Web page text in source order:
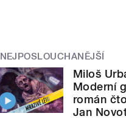
NEJPOSLOUCHANĚJŠÍ
Miloš
Moderní
román
Jan